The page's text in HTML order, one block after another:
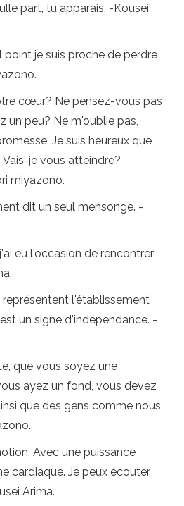
part, tu apparais. -Kousei
point je suis proche de perdre
cœur? Ne pensez-vous pas
un peu? Ne m'oublie pas,
Je suis heureux que
je vous atteindre?
miyazono.
dit un seul mensonge. -
eu l'occasion de rencontrer
l'établissement
un signe d'indépendance. -
que vous soyez une
ayez un fond, vous devez
que des gens comme nous
Avec une puissance
cardiaque. Je peux écouter
Arima.